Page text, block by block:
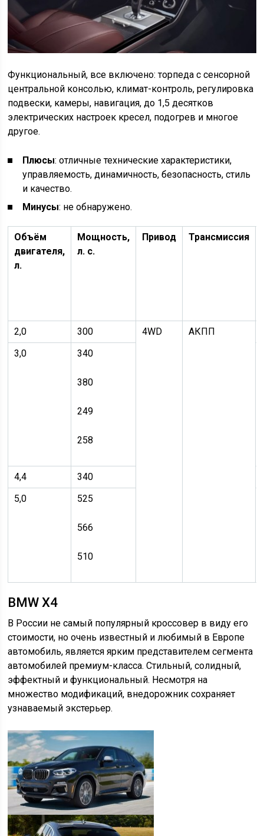
Функциональный, все включено: торпеда с сенсорной
центральной консолью, климат-контроль, регулировка
подвески, камеры, навигация, до 1,5 десятков
электрических настроек кресел, подогрев и многое
другое.
Плюсы: отличные технические характеристики,
управляемость, динамичность, безопасность, стиль
и качество.
Минусы: не обнаружено.
Объём
двигателя,
л.
Мощность,
л. с.
Привод Трансмиссия
2,0 300 4WD АКПП
3,0
340
380
249
258
4,4 340
5,0
525
566
510
BMW X4
В России не самый популярный кроссовер в виду его
стоимости, но очень известный и любимый в Европе
автомобиль, является ярким представителем сегмента
автомобилей премиум-класса. Стильный, солидный,
эффектный и функциональный. Несмотря на
множество модификаций, внедорожник сохраняет
узнаваемый экстерьер.